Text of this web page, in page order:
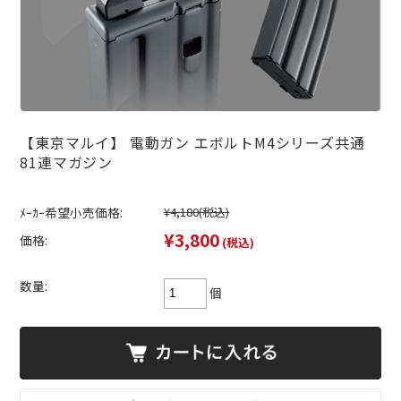
【東京マルイ】 電動ガン エボルトM4シリーズ共通
81連マガジン
ﾒｰｶｰ希望小売価格: ¥4,180(税込)
価格: ¥3,800 (税込)
数量: 個